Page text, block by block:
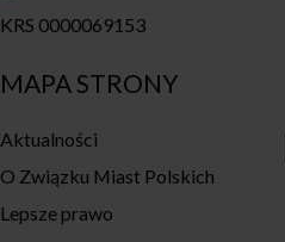
MAPA STRONY
Aktualności
O Związku Miast Polskich
Lepsze prawo
KRS 0000069153